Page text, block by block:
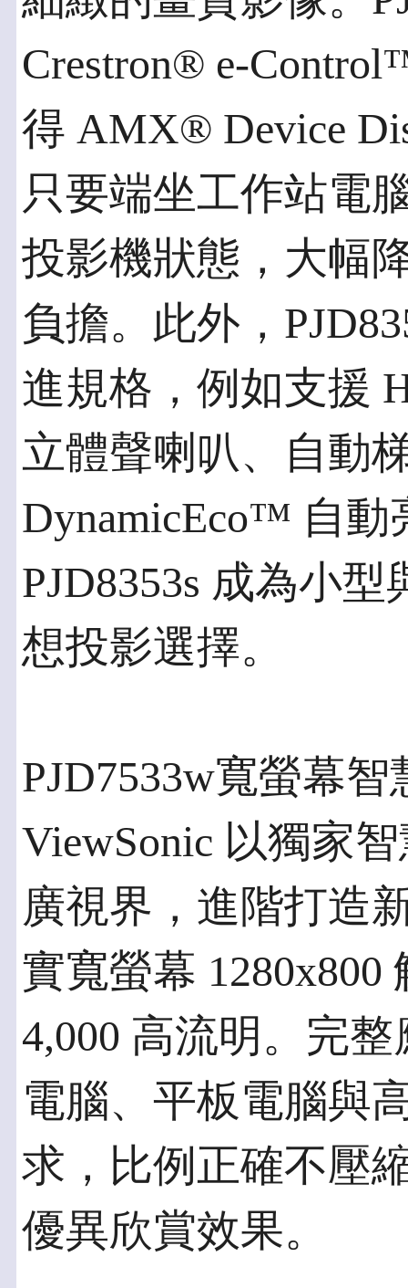
Crestron® e-
得 AMX® Device
只要端坐工作站電
投影機狀態，大幅
負擔。此外，
進規格，例如支援
立體聲喇叭、自動
DynamicEco™ 自
PJD8353s 成為小
想投影選擇。
PJD7533w寬螢幕
ViewSonic 以獨家
廣視界，進階打造
實寬螢幕
4,000 高流明。完
電腦、平板電腦與
求，比例正確不壓
優異欣賞效果。